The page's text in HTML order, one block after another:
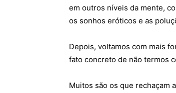
em outros níveis da mente,
os sonhos eróticos e as
Depois, voltamos com mais
fato concreto de não termos
Muitos são os que rechaçam